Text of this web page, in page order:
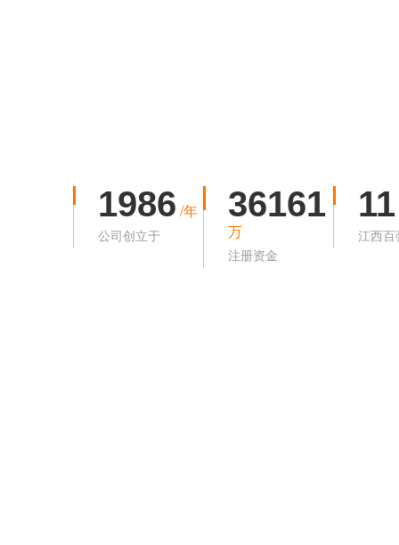
1986 /年
公司创立于
36161
万
注册资金
11
江西